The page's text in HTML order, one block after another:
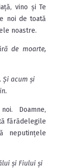
vino și Te
noi de toată
noastre.
de moarte,
Și acum și
Doamne,
fărădelegile
neputințele
și Fiului și